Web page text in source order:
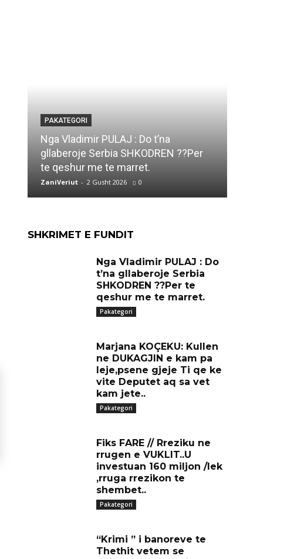
PAKATEGORI
Nga Vladimir PULAJ : Do t’na
gllaberoje Serbia SHKODREN ??Per
te qeshur me te marret.
ZaniVeriut - 2 Gusht 2026 0
SHKRIMET E FUNDIT
Nga Vladimir PULAJ : Do
t’na gllaberoje Serbia
SHKODREN ??Per te
qeshur me te marret.
Pakategori
Marjana KOÇEKU: Kullen
ne DUKAGJIN e kam pa
leje,psene gjeje Ti qe ke
vite Deputet aq sa vet
kam jete..
Pakategori
Fiks FARE // Rreziku ne
rrugen e VUKLIT..U
investuan 160 miljon /lek
,rruga rrezikon te
shembet..
Pakategori
“Krimi ” i banoreve te
Thethit vetem se